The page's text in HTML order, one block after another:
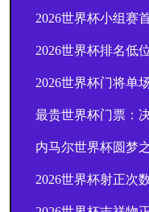
2026世界杯小组赛
2026世界杯排名低
2026世界杯门将单
最贵世界杯门票：
内马尔世界杯圆梦
2026世界杯射正次